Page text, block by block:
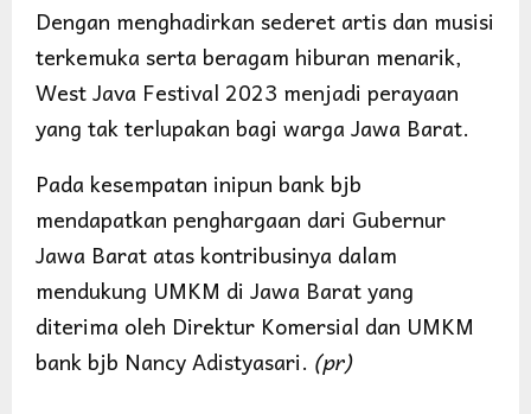
Dengan menghadirkan sederet artis dan musisi
terkemuka serta beragam hiburan menarik,
West Java Festival 2023 menjadi perayaan
yang tak terlupakan bagi warga Jawa Barat.
Pada kesempatan inipun bank bjb
mendapatkan penghargaan dari Gubernur
Jawa Barat atas kontribusinya dalam
mendukung UMKM di Jawa Barat yang
diterima oleh Direktur Komersial dan UMKM
bank bjb Nancy Adistyasari. (pr)